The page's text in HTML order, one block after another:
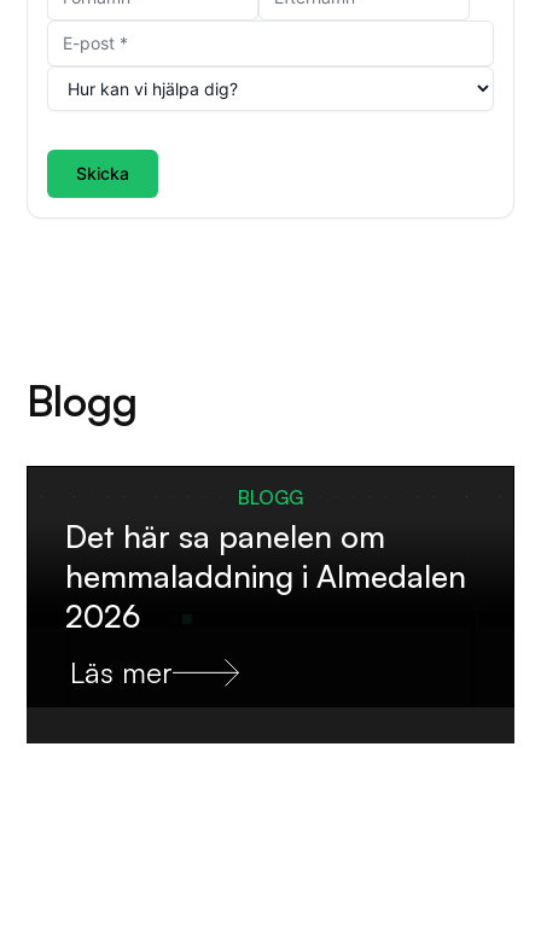
Skicka
Blogg
BLOGG
Det här sa panelen om
hemmaladdning i Almedalen
2026
Läs mer